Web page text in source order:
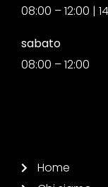
08:00 – 12:00 |
sabato
08:00 – 12:00
Home